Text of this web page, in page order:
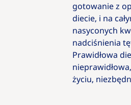
gotowanie z
diecie, i na
nasyconych
nadciśnienia
Prawidłowa
życiu,